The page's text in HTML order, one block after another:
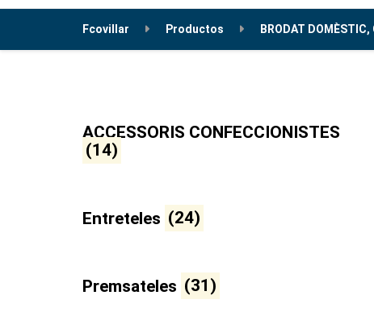
Fcovillar Productos BRODAT DOMÈSTIC,
ACCESSORIS CONFECCIONISTES
(14)
Entreteles (24)
Premsateles (31)